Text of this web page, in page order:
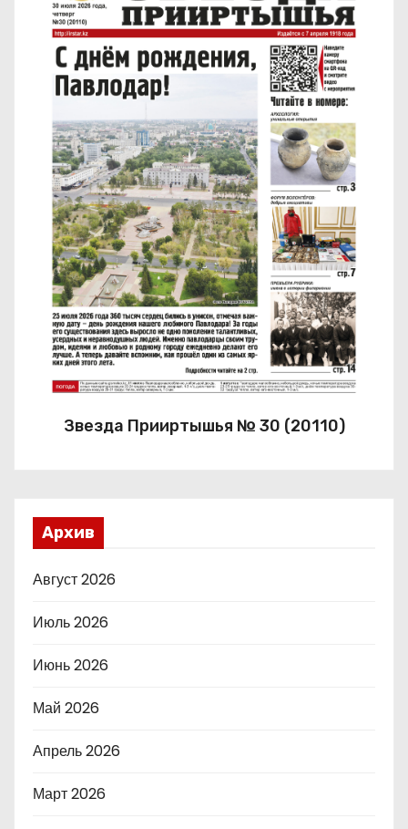
Звезда Прииртышья № 30 (20110)
Архив
Август 2026
Июль 2026
Июнь 2026
Май 2026
Апрель 2026
Март 2026